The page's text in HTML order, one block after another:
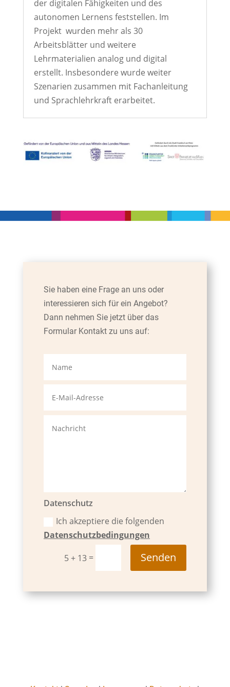
der digitalen Fähigkeiten und des
autonomen Lernens feststellen. Im
Projekt wurden mehr als 30
Arbeitsblätter und weitere
Lehrmaterialien analog und digital
erstellt. Insbesondere wurde weiter
Szenarien zusammen mit Fachanleitung
und Sprachlehrkraft erarbeitet.
Sie haben eine Frage an uns oder
interessieren sich für ein Angebot?
Dann nehmen Sie jetzt über das
Formular Kontakt zu uns auf:
Datenschutz
Ich akzeptiere die folgenden
Datenschutzbedingungen
5 + 13 = Senden